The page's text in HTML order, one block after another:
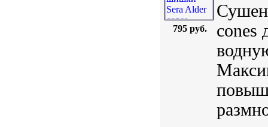
795 руб.
cones